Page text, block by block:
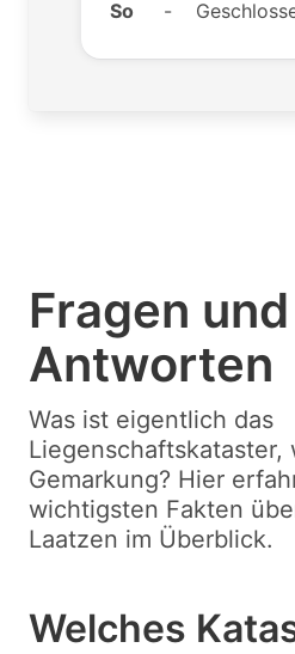
So
-
Fragen und
Antworten
Was ist eigentlich das
Liegenschaftskataster,
Gemarkung? Hier
wichtigsten Fakten
Laatzen im Überblick.
Welches